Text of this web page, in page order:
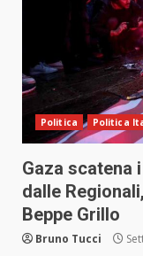
Politica Politica
Gaza scatena
dalle
Beppe Grillo
Bruno Tucci